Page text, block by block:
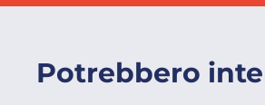
Potrebbero